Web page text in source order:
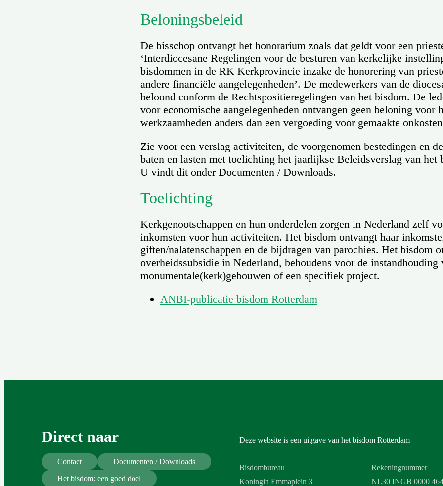
Beloningsbeleid
De bisschop ontvangt het honorarium zoals dat geldt voor een
‘Interdiocesane Regelingen voor de besturen van kerkelijke
bisdommen in de RK Kerkprovincie inzake de honorering van
andere financiële aangelegenheden’. De medewerkers van de
beloond conform de Rechtspositieregelingen van het bisdom. De
voor economische aangelegenheden ontvangen geen beloning voor
werkzaamheden anders dan een vergoeding voor gemaakte
Zie voor een verslag activiteiten, de voorgenomen bestedingen en
baten en lasten met toelichting het jaarlijkse Beleidsverslag van het
U vindt dit onder Documenten / Downloads.
Toelichting
Kerkgenootschappen en hun onderdelen zorgen in Nederland zelf
inkomsten voor hun activiteiten. Het bisdom ontvangt haar
giften/nalatenschappen en de bijdragen van parochies. Het bisdom
overheidssubsidie in Nederland, behoudens voor de instandhouding
monumentale(kerk)gebouwen of een specifiek project.
ANBI-publicatie bisdom Rotterdam
Direct naar
Contact
Documenten / Downloads
Het bisdom: een goed doel
Deze website is een uitgave van het bisdom Rotterdam
Bisdombureau
Koningin Emmaplein 3
Rekeningnummer
NL30 INGB 0000